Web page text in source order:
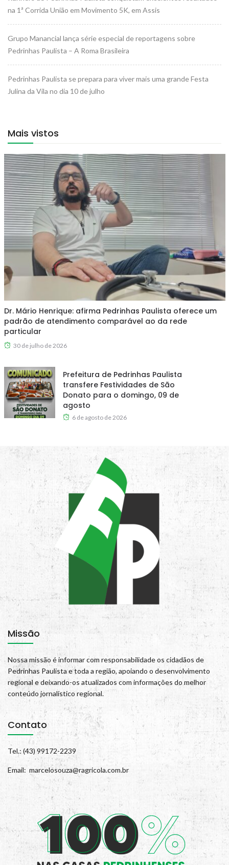
na 1ª Corrida União em Movimento 5K, em Assis
Grupo Manancial lança série especial de reportagens sobre
Pedrinhas Paulista – A Roma Brasileira
Pedrinhas Paulista se prepara para viver mais uma grande Festa
Julina da Vila no dia 10 de julho
Mais vistos
Dr. Mário Henrique: afirma Pedrinhas Paulista oferece um
padrão de atendimento comparável ao da rede
particular
30 de julho de 2026
Prefeitura de Pedrinhas Paulista
transfere Festividades de São
Donato para o domingo, 09 de
agosto
6 de agosto de 2026
Missão
Nossa missão é informar com responsabilidade os cidadãos de
Pedrinhas Paulista e toda a região, apoiando o desenvolvimento
regional e deixando-os atualizados com informações do melhor
conteúdo jornalístico regional.
Contato
Tel.: (43) 99172-2239
Email: marcelosouza@ragricola.com.br